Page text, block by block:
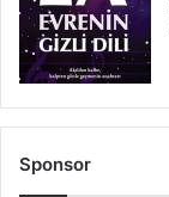
Sponsor